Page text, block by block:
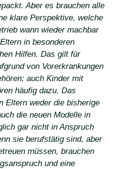
Aber es brauchen alle
klare Perspektive, welche
wann wieder machbar
in besonderen
Hilfen. Das gilt für
von Vorerkrankungen
auch Kinder mit
häufig dazu. Das
Eltern weder die bisherige
die neuen Modelle in
gar nicht in Anspruch
sie berufstätig sind, aber
müssen, brauchen
und eine